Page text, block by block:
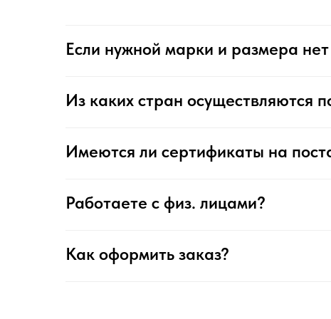
Если нужной марки и размера
Из каких стран осуществляются
Имеются ли сертификаты на
Работаете с физ. лицами?
Как оформить заказ?